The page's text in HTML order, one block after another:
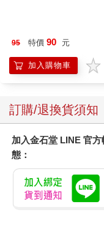
95 特價 90 元
加入購物車
訂購/退換貨須知
加入金石堂 LINE 官
態：